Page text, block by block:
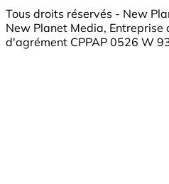
Tous droits réservés - New
New Planet Media, Entreprise
d'agrément CPPAP 0526 W